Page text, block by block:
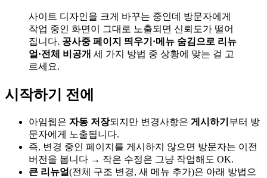
사이트 디자인을 크게 바꾸는 중인데 방문자에게
작업 중인 화면이 그대로 노출되면 신뢰도가 떨어
집니다. 공사중 페이지 띄우기·메뉴 숨김으로 리뉴
얼·전체 비공개 세 가지 방법 중 상황에 맞는 걸 고
르세요.
시작하기 전에
아임웹은 자동 저장되지만 변경사항은 게시하기 부터 방
문자에게 노출됩니다.
즉, 변경 중인 페이지를 게시하지 않으면 방문자는 이전
버전을 봅니다 → 작은 수정은 그냥 작업해도 OK.
큰 리뉴얼(전체 구조 변경, 새 메뉴 추가)은 아래 방법으